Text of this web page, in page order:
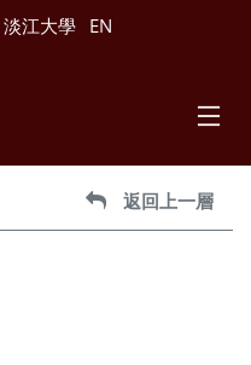
淡江大學 EN
返回上一層